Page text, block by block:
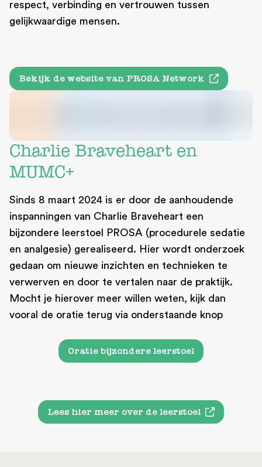
respect, verbinding en vertrouwen tussen
gelijkwaardige mensen.
Bekijk de website van PROSA Network
Charlie Braveheart en
MUMC+
Sinds 8 maart 2024 is er door de aanhoudende
inspanningen van Charlie Braveheart een
bijzondere leerstoel PROSA (procedurele sedatie
en analgesie) gerealiseerd. Hier wordt onderzoek
gedaan om nieuwe inzichten en technieken te
verwerven en door te vertalen naar de praktijk.
Mocht je hierover meer willen weten, kijk dan
vooral de oratie terug via onderstaande knop
Oratie bijzondere leerstoel
Lees hier meer over de leerstoel